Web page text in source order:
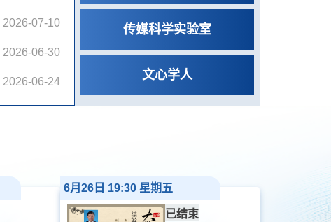
2026-07-10
2026-06-30
2026-06-24
传媒科学实验室
文心学人
6月26日 19:30 星期五
已结束